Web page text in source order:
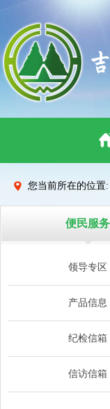
您当前所在的位置
便民服务
领导专区
产品信息
纪检信箱
信访信箱